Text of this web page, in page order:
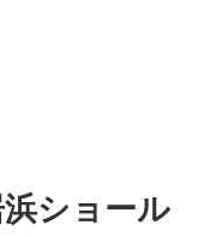
ショール